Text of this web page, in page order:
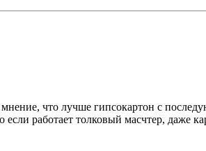
что лучше гипсокартон с
работает толковый масчтер, даже